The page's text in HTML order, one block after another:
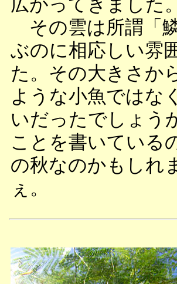
その雲は所謂「
ぶのに相応しい雰
た。その大きさか
ような小魚ではな
いだったでしょう
ことを書いている
の秋なのかもしれ
ぇ。